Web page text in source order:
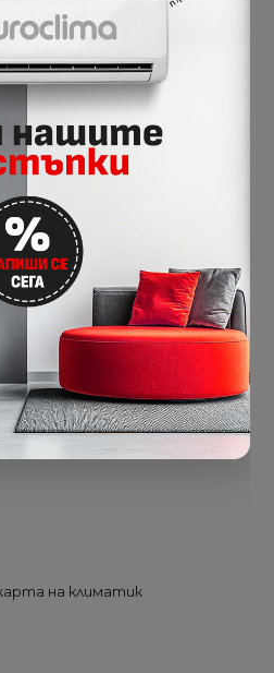
№ 23
ч.
на климатик